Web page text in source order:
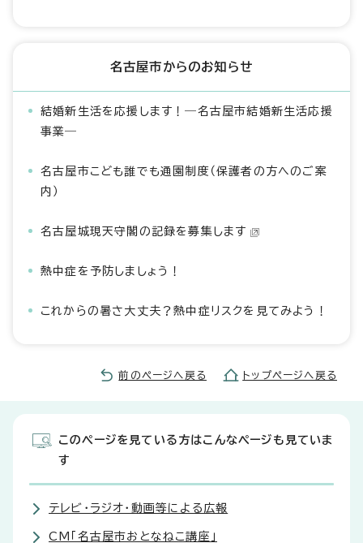
名古屋市からのお知らせ
結婚新生活を応援します！―名古屋市結婚新生活応援
事業―
名古屋市こども誰でも通園制度（保護者の方へのご案
内）
名古屋城現天守閣の記録を募集します
熱中症を予防しましょう！
これからの暑さ大丈夫？熱中症リスクを見てみよう！
前のページへ戻る トップページへ戻る
このページを見ている方はこんなページも見ていま
す
テレビ・ラジオ・動画等による広報
CM「名古屋市おとなねこ講座」